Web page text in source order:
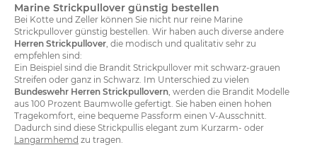
Marine Strickpullover günstig bestellen
Bei Kotte und Zeller können Sie nicht nur reine Marine
Strickpullover günstig bestellen. Wir haben auch diverse andere
Herren Strickpullover , die modisch und qualitativ sehr zu
empfehlen sind:
Ein Beispiel sind die Brandit Strickpullover mit schwarz-grauen
Streifen oder ganz in Schwarz. Im Unterschied zu vielen
Bundeswehr Herren Strickpullovern , werden die Brandit Modelle
aus 100 Prozent Baumwolle gefertigt. Sie haben einen hohen
Tragekomfort, eine bequeme Passform einen V-Ausschnitt.
Dadurch sind diese Strickpullis elegant zum Kurzarm- oder
Langarmhemd zu tragen.